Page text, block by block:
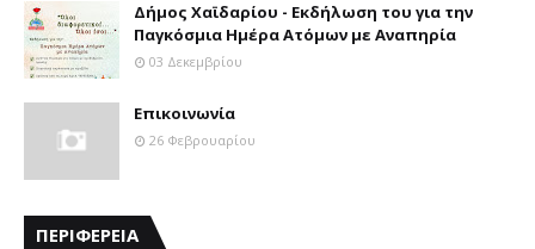
Δήμος Χαϊδαρίου - Εκδήλωση του για την
Παγκόσμια Ημέρα Ατόμων με Αναπηρία
03 Δεκεμβρίου
Επικοινωνία
26 Φεβρουαρίου
ΠΕΡΙΦΕΡΕΙΑ